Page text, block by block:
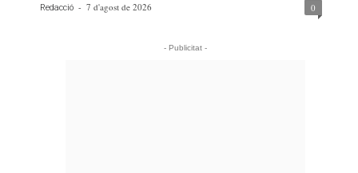
Redacció - 7 d'agost de 2026 0
- Publicitat -